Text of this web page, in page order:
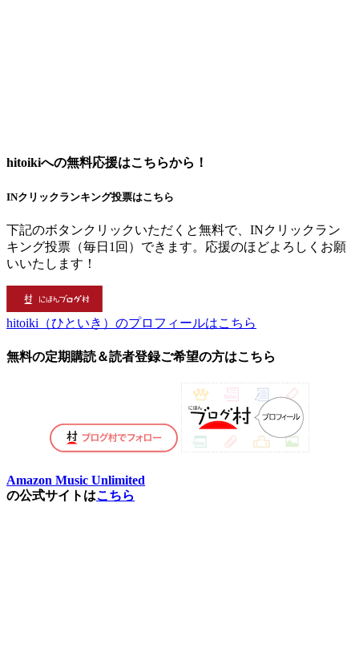
hitoikiへの無料応援はこちらから！
INクリックランキング投票はこちら
下記のボタンクリックいただくと無料で、INクリックラン
キング投票（毎日1回）できます。応援のほどよろしくお願
いいたします！
hitoiki（ひといき）のプロフィールはこちら
無料の定期購読＆読者登録ご希望の方はこちら
Amazon Music Unlimited
の公式サイトはこちら